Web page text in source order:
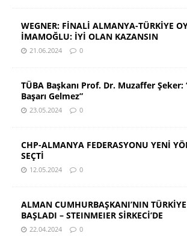
WEGNER: FİNALİ ALMANYA-TÜRKİYE
İMAMOĞLU: İYİ OLAN KAZANSIN
21.06.2024 0
TÜBA Başkanı Prof. Dr. Muzaffer
Başarı Gelmez”
23.05.2024 0
CHP-ALMANYA FEDERASYONU YENİ
SEÇTİ
12.05.2024 0
ALMAN CUMHURBAŞKANI’NIN
BAŞLADI – STEINMEIER SİRKECİ’DE
22.04.2024 0